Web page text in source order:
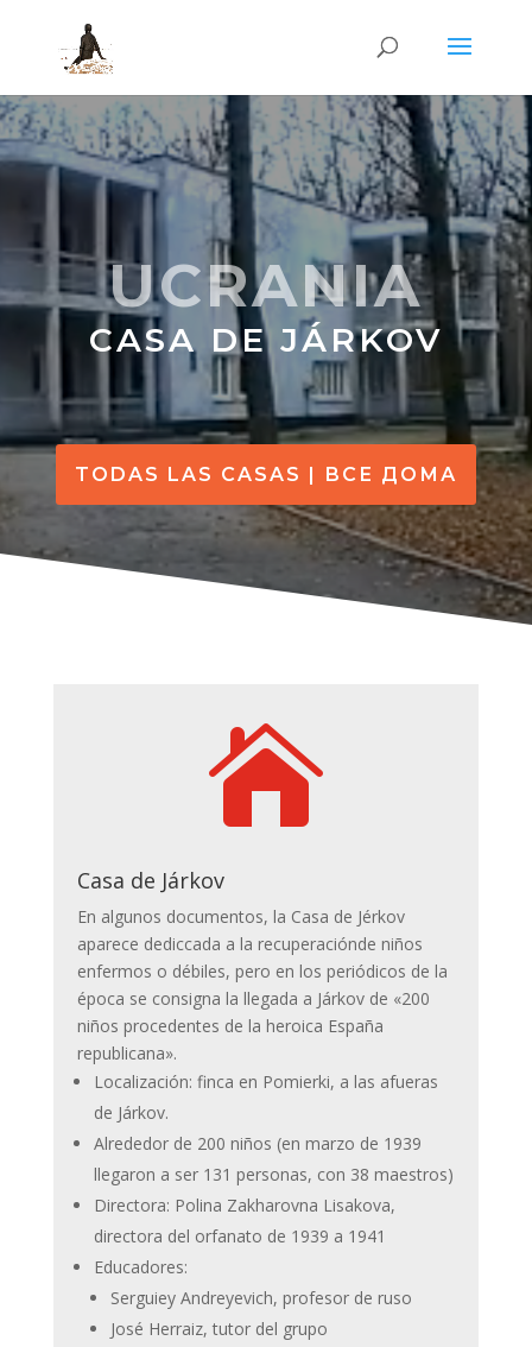
UCRANIA
CASA DE JÁRKOV
TODAS LAS CASAS | ВСЕ ДОМА

Casa de Járkov
En algunos documentos, la Casa de Jérkov
aparece dediccada a la recuperaciónde niños
enfermos o débiles, pero en los periódicos de la
época se consigna la llegada a Járkov de «200
niños procedentes de la heroica España
republicana».
Localización: finca en Pomierki, a las afueras
de Járkov.
Alrededor de 200 niños (en marzo de 1939
llegaron a ser 131 personas, con 38 maestros)
Directora: Polina Zakharovna Lisakova,
directora del orfanato de 1939 a 1941
Educadores:
Serguiey Andreyevich, profesor de ruso
José Herraiz, tutor del grupo